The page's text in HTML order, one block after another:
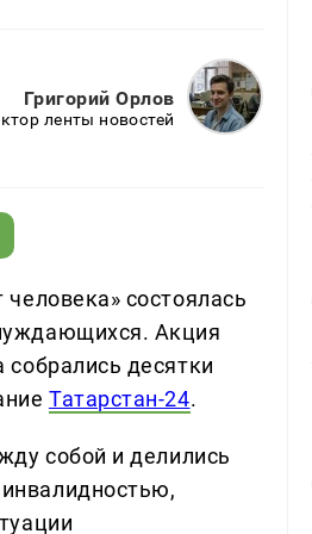
Григорий Орлов
ленты новостей
состоялась
Акция
десятки
Татарстан-24.
собой и делились